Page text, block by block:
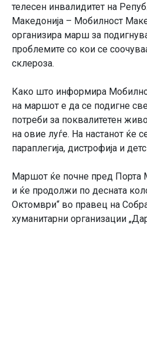
телесен инвалидитет на
Македонија – Мобилност
организира марш за
проблемите со кои се
склероза.
Како што информира
на маршот е да се подигне
потреби за поквалитетен
на овие луѓе. На настанот ќе
параплегија, дистрофија и
Маршот ќе почне пред Порта
и ќе продолжи по десната
Октомври“ во правец на
хуманитарни организации